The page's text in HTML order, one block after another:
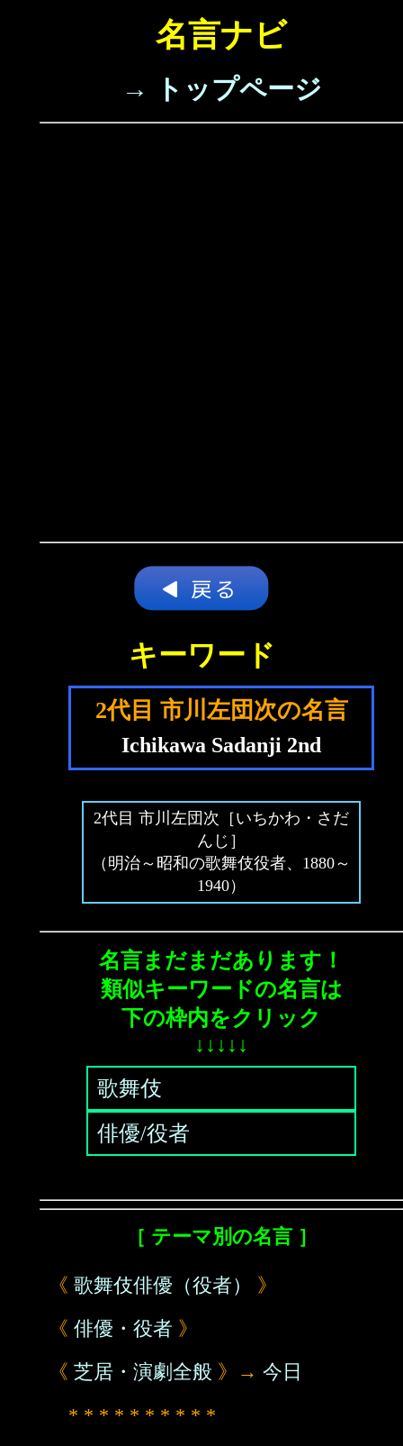
名言ナビ
→ トップページ
キーワード
2代目 市川左団次の名言
Ichikawa Sadanji 2nd
2代目 市川左団次［いちかわ・さだ
んじ］
（明治～昭和の歌舞伎役者、1880～
1940）
名言まだまだあります！
類似キーワードの名言は
下の枠内をクリック
↓↓↓↓↓
歌舞伎
俳優/役者
［ テーマ別の名言 ］
《 歌舞伎俳優（役者）
》
《 俳優・役者 》
《 芝居・演劇全般 》→ 今日
* * * * * * * * * *